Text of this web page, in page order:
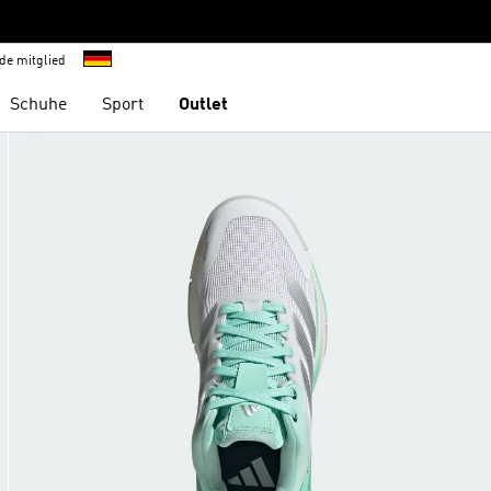
mitglied
Schuhe Sport Outlet